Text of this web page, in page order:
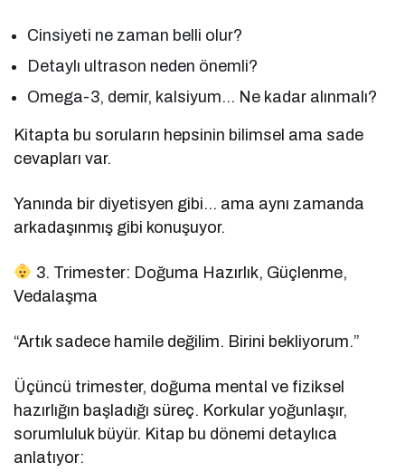
Cinsiyeti ne zaman belli olur?
Detaylı ultrason neden önemli?
Omega-3, demir, kalsiyum… Ne kadar alınmalı?
Kitapta bu soruların hepsinin bilimsel ama sade
cevapları var.
Yanında bir diyetisyen gibi… ama aynı zamanda
arkadaşınmış gibi konuşuyor.
3. Trimester: Doğuma Hazırlık, Güçlenme,
Vedalaşma
“Artık sadece hamile değilim. Birini bekliyorum.”
Üçüncü trimester, doğuma mental ve fiziksel
hazırlığın başladığı süreç. Korkular yoğunlaşır,
sorumluluk büyür. Kitap bu dönemi detaylıca
anlatıyor: